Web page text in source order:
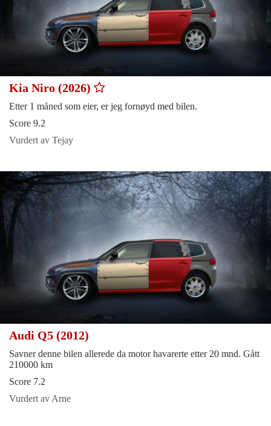
Kia Niro (2026)
Etter 1 måned som eier, er jeg fornøyd med bilen.
Score 9.2
Vurdert av Tejay
Audi Q5 (2012)
Savner denne bilen allerede da motor havarerte etter 20 mnd. Gått
210000 km
Score 7.2
Vurdert av Arne